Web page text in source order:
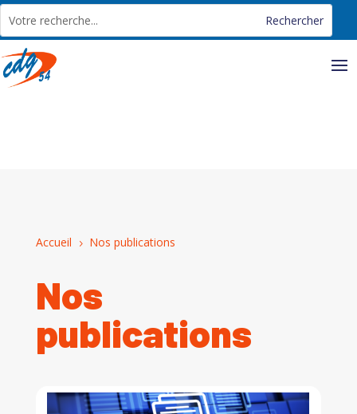
Accueil 5 Nos publications
Nos
publications
Panneau de gestion des cookies